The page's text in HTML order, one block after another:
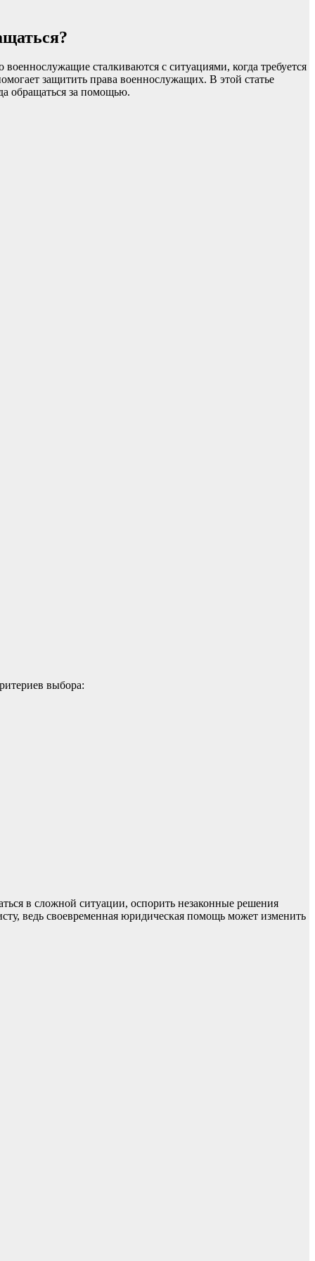
сталкиваются с ситуациями, когда требуется
защитить права военнослужащих. В этой статье
обращаться за помощью.
выбора:
в сложной ситуации, оспорить незаконные решения
ведь своевременная юридическая помощь может изменить